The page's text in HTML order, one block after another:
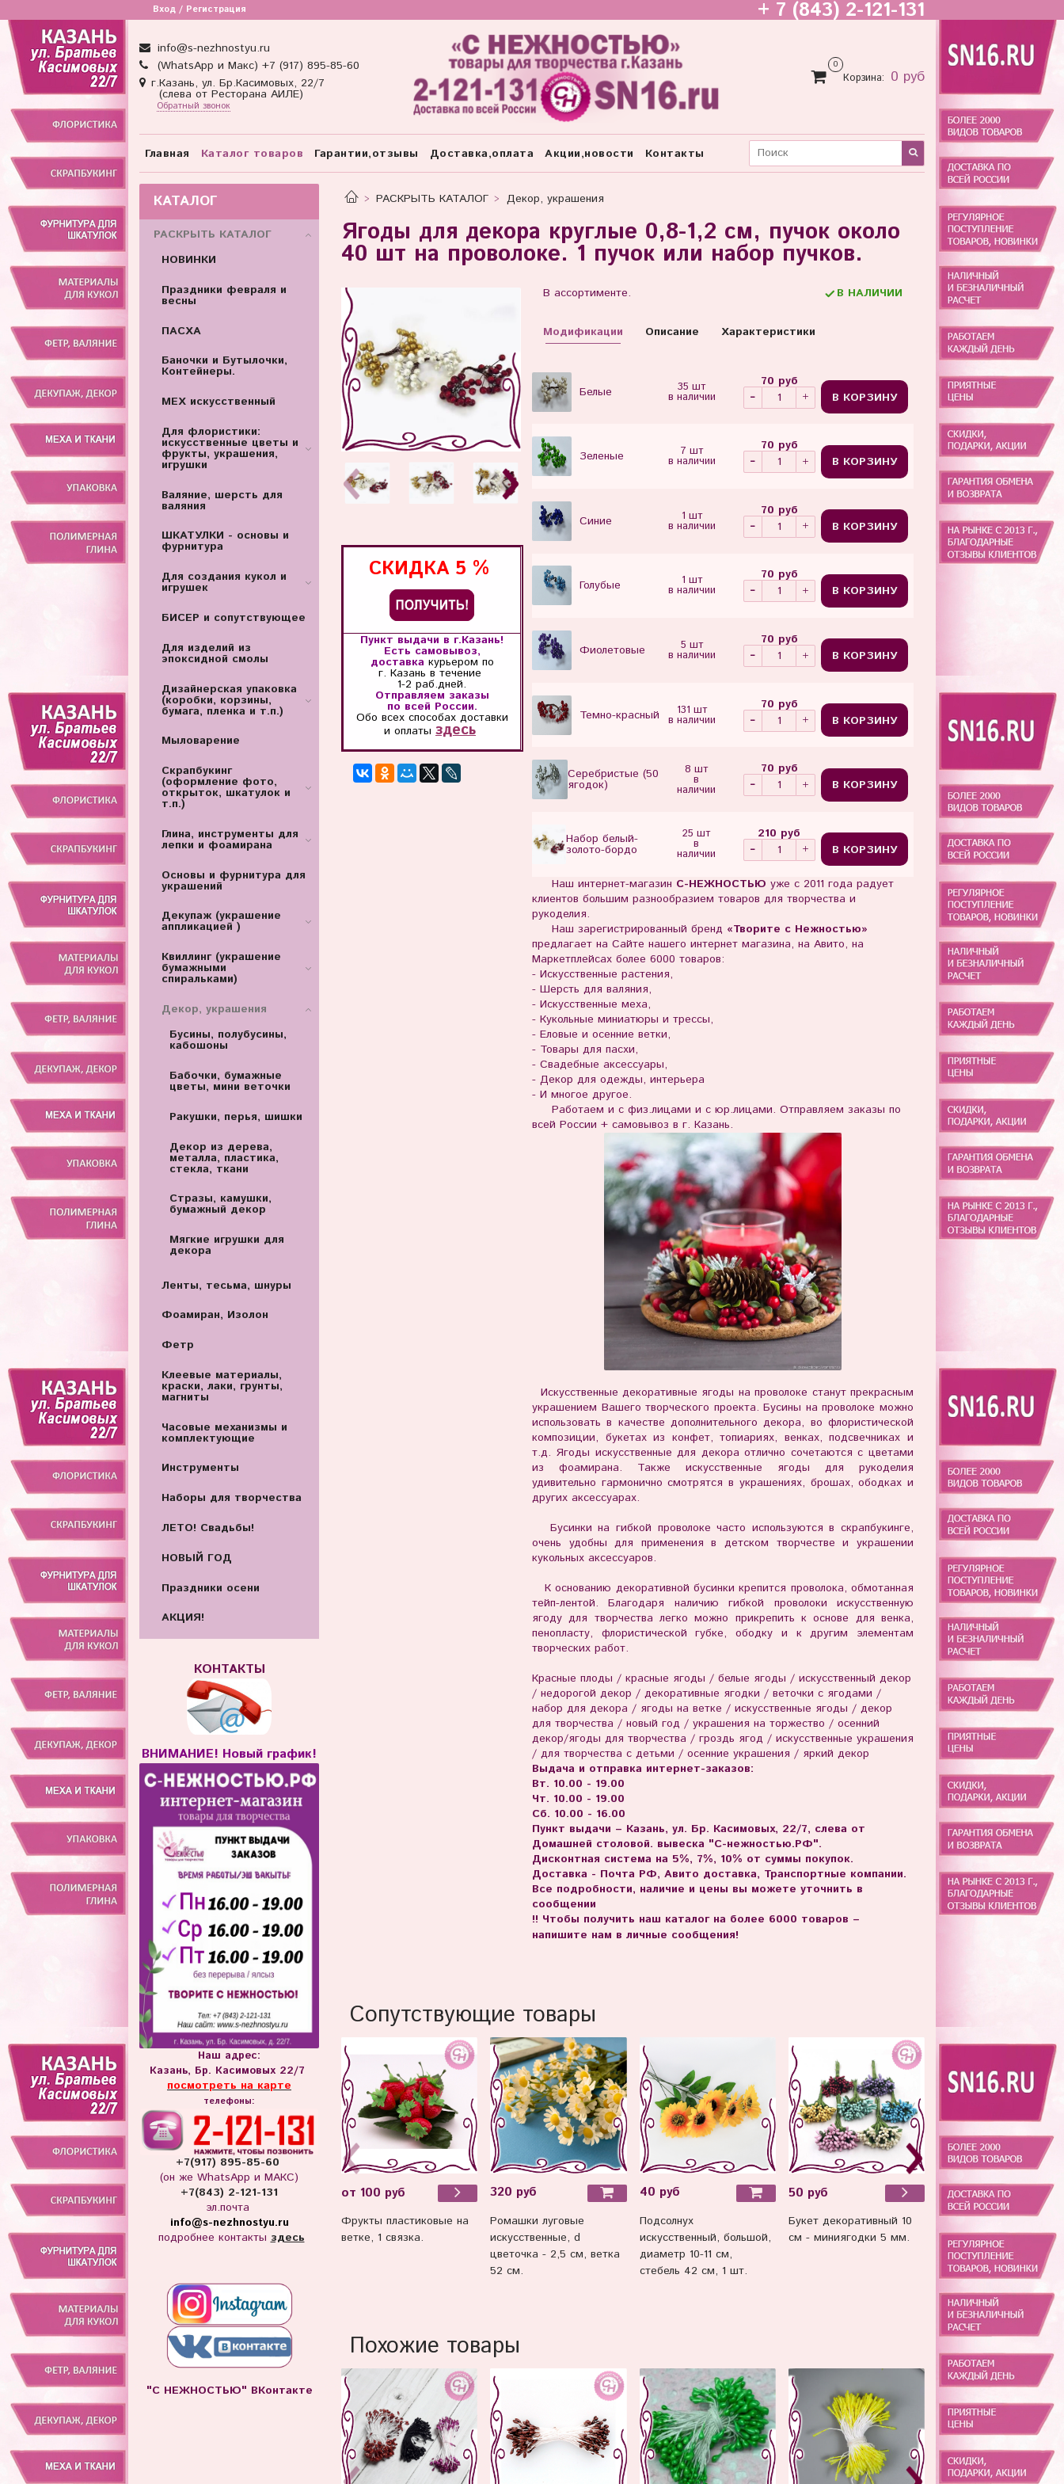
Вход / Регистрация + 7 (843) 2-121-131
info@s-nezhnostyu.ru
(WhatsApp и Макс) +7 (917) 895-85-60
г.Казань, ул. Бр.Касимовых, 22/7
(слева от Ресторана АИЛЕ)
Обратный звонок
0
Корзина: 0 руб
Главная Каталог товаров Гарантии,отзывы Доставка,оплата Акции,новости Контакты
РАСКРЫТЬ КАТАЛОГ Декор, украшения
Ягоды для декора круглые 0,8-1,2 см, пучок около
40 шт на проволоке. 1 пучок или набор пучков.
СКИДКА 5 %
Пункт выдачи в г.Казань!
Есть самовывоз,
доставка курьером по
г. Казань в течение
1-2 раб.дней.
Отправляем заказы
по всей России.
Обо всех способах доставки
и оплаты здесь
В ассортименте. В НАЛИЧИИ
Модификации
Белые 35 шт
в наличии
70 руб
В КОРЗИНУ
Зеленые 7 шт
в наличии
70 руб
В КОРЗИНУ
Синие 1 шт
в наличии
70 руб
В КОРЗИНУ
Голубые 1 шт
в наличии
70 руб
В КОРЗИНУ
Фиолетовые 5 шт
в наличии
70 руб
В КОРЗИНУ
Темно-красный 131 шт
в наличии
70 руб
В КОРЗИНУ
Серебристые (50
ягодок)
8 шт
в
наличии
70 руб
В КОРЗИНУ
Набор белый-
золото-бордо
25 шт
в
наличии
210 руб
В КОРЗИНУ
Наш интернет-магазин С-НЕЖНОСТЬЮ уже с 2011 года радует
клиентов большим разнообразием товаров для творчества и
рукоделия.
Наш зарегистрированный бренд «Творите с Нежностью»
предлагает на Сайте нашего интернет магазина, на Авито, на
Маркетплейсах более 6000 товаров:
- Искусственные растения,
- Шерсть для валяния,
- Искусственные меха,
- Кукольные миниатюры и трессы,
- Еловые и осенние ветки,
- Товары для пасхи,
- Свадебные аксессуары,
- Декор для одежды, интерьера
- И многое другое.
Работаем и с физ.лицами и с юр.лицами. Отправляем заказы по
всей России + самовывоз в г. Казань.
Искусственные декоративные ягоды на проволоке станут прекрасным
украшением Вашего творческого проекта. Бусины на проволоке можно
использовать в качестве дополнительного декора, во флористической
композиции, букетах из конфет, топиариях, венках, подсвечниках и
т.д. Ягоды искусственные для декора отлично сочетаются с цветами
из фоамирана. Также искусственные ягоды для рукоделия
удивительно гармонично смотрятся в украшениях, брошах, ободках и
других аксессуарах.
Бусинки на гибкой проволоке часто используются в скрапбукинге,
очень удобны для применения в детском творчестве и украшении
кукольных аксессуаров.
К основанию декоративной бусинки крепится проволока, обмотанная
тейп-лентой. Благодаря наличию гибкой проволоки искусственную
ягоду для творчества легко можно прикрепить к основе для венка,
пенопласту, флористической губке, ободку и к другим элементам
творческих работ.
Красные плоды / красные ягоды / белые ягоды / искусственный декор
/ недорогой декор / декоративные ягодки / веточки с ягодами /
набор для декора / ягоды на ветке / искусственные ягоды / декор
для творчества / новый год / украшения на торжество / осенний
декор/ягоды для творчества / гроздь ягод / искусственные украшения
/ для творчества с детьми / осенние украшения / яркий декор
Выдача и отправка интернет-заказов:
Вт. 10.00 - 19.00
Чт. 10.00 - 19.00
Сб. 10.00 - 16.00
Пункт выдачи – Казань, ул. Бр. Касимовых, 22/7, слева от
Домашней столовой. вывеска "С-нежностью.РФ".
Дисконтная система на 5%, 7%, 10% от суммы покупок.
Доставка - Почта РФ, Авито доставка, Транспортные компании.
Все подробности, наличие и цены вы можете уточнить в
сообщении
!! Чтобы получить наш каталог на более 6000 товаров –
напишите нам в личные сообщения!
Описание Характеристики
Сопутствующие товары
от 100 руб
Фрукты пластиковые на
ветке, 1 связка.
320 руб
Ромашки луговые
искусственные, d
цветочка - 2,5 см, ветка
52 см.
40 руб
Подсолнух
искусственный, большой,
диаметр 10-11 см,
стебель 42 см, 1 шт.
50 руб
Букет декоративный 10
см - миниягодки 5 мм.
40 руб
Половинки бусин под
жемчуг 6 мм, 10 грамм,
идеальны для глазок.
Похожие товары
КАТАЛОГ
РАСКРЫТЬ КАТАЛОГ
НОВИНКИ
Праздники февраля и
весны
ПАСХА
Баночки и Бутылочки,
Контейнеры.
МЕХ искусственный
Для флористики:
искусственные цветы и
фрукты, украшения,
игрушки
Валяние, шерсть для
валяния
ШКАТУЛКИ - основы и
фурнитура
Для создания кукол и
игрушек
БИСЕР и сопутствующее
Для изделий из
эпоксидной смолы
Дизайнерская упаковка
(коробки, корзины,
бумага, пленка и т.п.)
Мыловарение
Скрапбукинг
(оформление фото,
открыток, шкатулок и
т.п.)
Глина, инструменты для
лепки и фоамирана
Основы и фурнитура для
украшений
Декупаж (украшение
аппликацией )
Квиллинг (украшение
бумажными
спиральками)
Декор, украшения
Бусины, полубусины,
кабошоны
Бабочки, бумажные
цветы, мини веточки
Ракушки, перья, шишки
Декор из дерева,
металла, пластика,
стекла, ткани
Стразы, камушки,
бумажный декор
Мягкие игрушки для
декора
Ленты, тесьма, шнуры
Фоамиран, Изолон
Фетр
Клеевые материалы,
краски, лаки, грунты,
магниты
Часовые механизмы и
комплектующие
Инструменты
Наборы для творчества
ЛЕТО! Свадьбы!
НОВЫЙ ГОД
Праздники осени
АКЦИЯ!
КОНТАКТЫ
ВНИМАНИЕ! Новый график!
Наш адрес:
Казань, Бр. Касимовых 22/7
посмотреть на карте
телефоны:
+7(917) 895-85-60
(он же WhatsApp и МАКС)
+7(843) 2-121-131
эл.почта
info@s-nezhnostyu.ru
подробнее контакты здесь
"С НЕЖНОСТЬЮ" ВКонтакте